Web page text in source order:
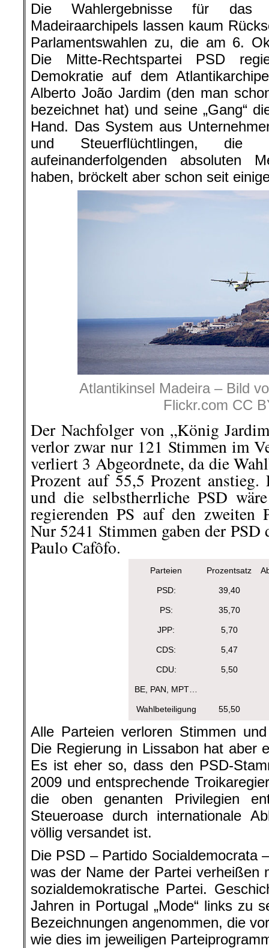
Die Wahlergebnisse für das
Madeiraarchipels lassen kaum
Parlamentswahlen zu, die am 6.
Die Mitte-Rechtspartei PSD
Demokratie auf dem
Alberto João Jardim (den man
bezeichnet hat) und seine „Gang“
Hand. Das System aus
und Steuerflüchtlingen, die
aufeinanderfolgenden absoluten
haben, bröckelt aber schon seit
Atlantikinsel Madeira – Bild
Flickr.com CC
Der Nachfolger von „König
verlor zwar nur 121 Stimmen im
verliert 3 Abgeordnete, da die
Prozent auf 55,5 Prozent
und die selbstherrliche PSD
regierenden PS auf den zweiten
Nur 5241 Stimmen gaben der PSD
Paulo Cafôfo.
Parteien Prozentsatz
PSD: 39,40
PS: 35,70
JPP: 5,70
CDS: 5,47
CDU: 5,50
BE, PAN, MPT…
Wahlbeteiligung 55,50
Alle Parteien verloren Stimmen
Die Regierung in Lissabon hat aber
Es ist eher so, dass den PSD-
2009 und entsprechende
die oben genanten Privilegien
Steueroase durch internationale
völlig versandet ist.
Die PSD – Partido Socialdemocrata
was der Name der Partei verheißen
sozialdemokratische Partei.
Jahren in Portugal „Mode“ links zu
Bezeichnungen angenommen, die
wie dies im jeweiligen